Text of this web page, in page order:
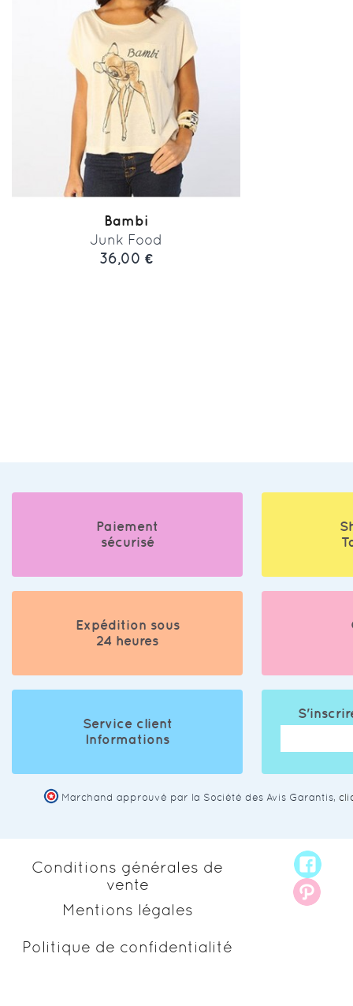
Bambi
Junk Food
36,00 €
Paiement
sécurisé
Expédition sous
24 heures
Service client
Informations
Marchand approuvé par la Société des Avis Garantis,
Conditions générales de
vente
Mentions légales
Politique de confidentialité